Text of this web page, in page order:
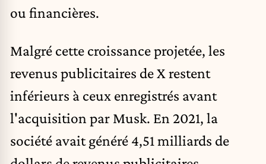
ou financières. ​
Malgré cette croissance projetée, les
revenus publicitaires de X restent
inférieurs à ceux enregistrés avant
l'acquisition par Musk. En 2021, la
société avait généré 4,51 milliards de